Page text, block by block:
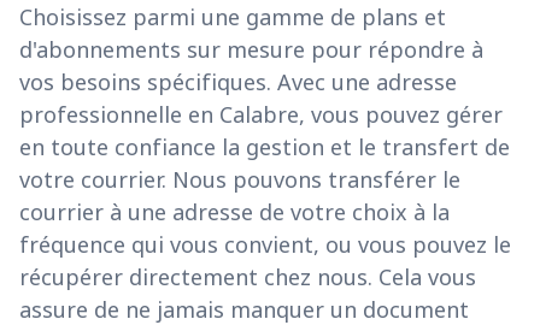
Choisissez parmi une gamme de plans et
d'abonnements sur mesure pour répondre à
vos besoins spécifiques. Avec une adresse
professionnelle en Calabre, vous pouvez gérer
en toute confiance la gestion et le transfert de
votre courrier. Nous pouvons transférer le
courrier à une adresse de votre choix à la
fréquence qui vous convient, ou vous pouvez le
récupérer directement chez nous. Cela vous
assure de ne jamais manquer un document